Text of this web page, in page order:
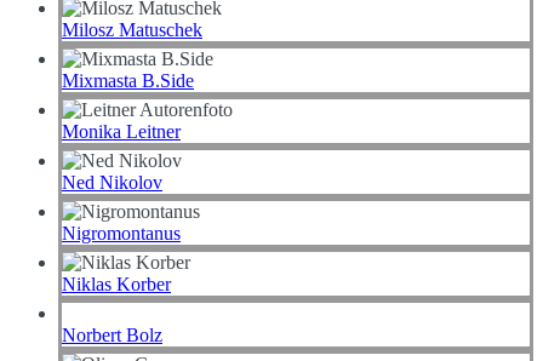
Milosz Matuschek
Mixmasta B.Side
Monika Leitner
Ned Nikolov
Nigromontanus
Niklas Korber
Norbert Bolz